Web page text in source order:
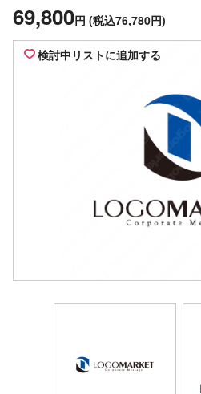
69,800円 (税込76,780円)
検討中リストに追加する